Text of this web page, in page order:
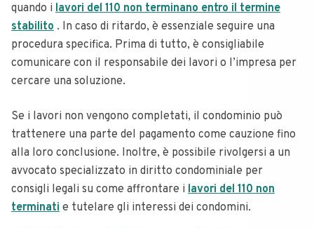
quando i lavori del 110 non terminano entro il termine
stabilito . In caso di ritardo, è essenziale seguire una
procedura specifica. Prima di tutto, è consigliabile
comunicare con il responsabile dei lavori o l’impresa per
cercare una soluzione.
Se i lavori non vengono completati, il condominio può
trattenere una parte del pagamento come cauzione fino
alla loro conclusione. Inoltre, è possibile rivolgersi a un
avvocato specializzato in diritto condominiale per
consigli legali su come affrontare i lavori del 110 non
terminati e tutelare gli interessi dei condomini.